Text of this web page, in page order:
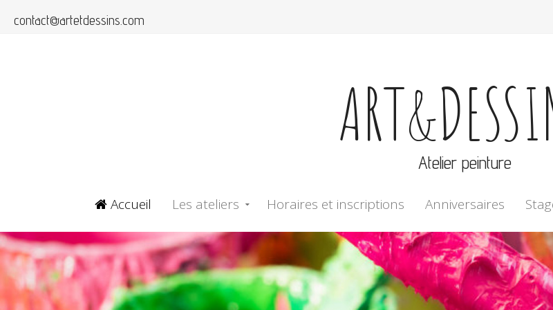
contact@artetdessins.com
Atelier peinture
Accueil Les ateliers Horaires et inscriptions Anniversaires
Connexion